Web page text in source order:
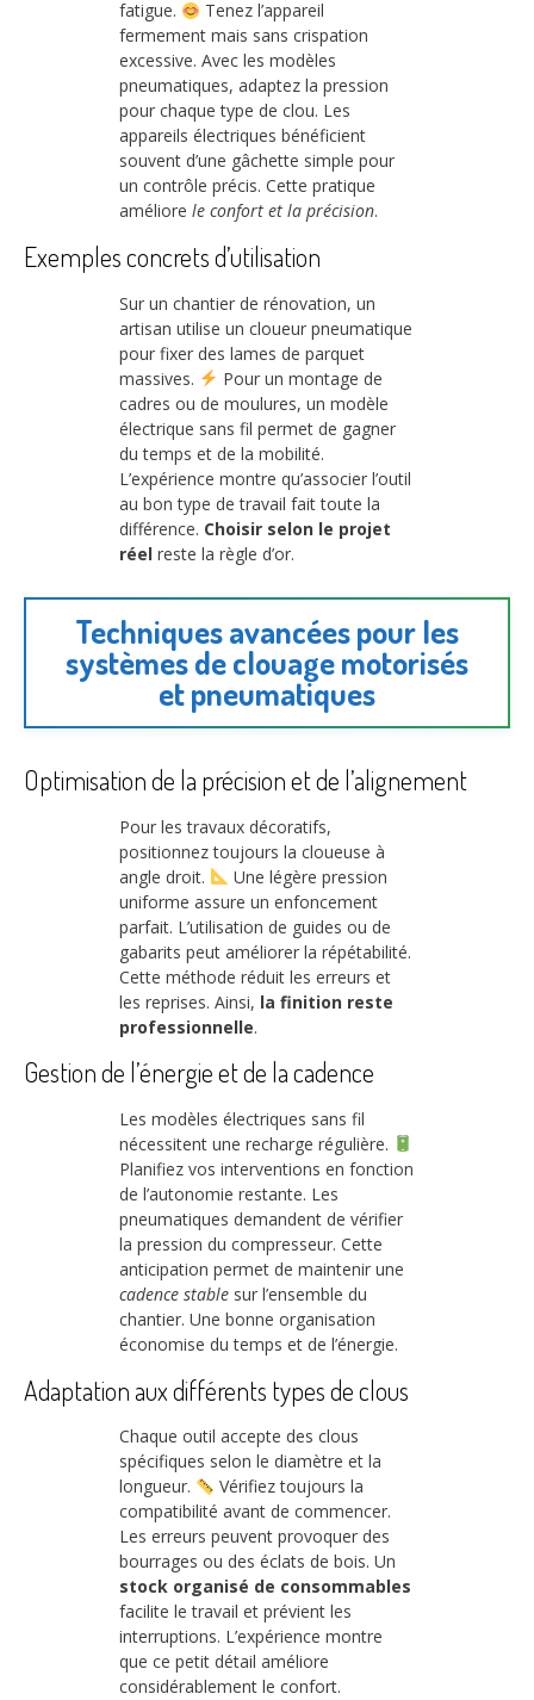
fatigue.
Tenez l’appareil
fermement mais sans crispation
excessive. Avec les modèles
pneumatiques, adaptez la pression
pour chaque type de clou. Les
appareils électriques bénéficient
souvent d’une gâchette simple pour
un contrôle précis. Cette pratique
améliore le confort et la précision.
Exemples concrets d’utilisation
Sur un chantier de rénovation, un
artisan utilise un cloueur pneumatique
pour fixer des lames de parquet
massives.
Pour un montage de
cadres ou de moulures, un modèle
électrique sans fil permet de gagner
du temps et de la mobilité.
L’expérience montre qu’associer l’outil
au bon type de travail fait toute la
différence. Choisir selon le projet
réel reste la règle d’or.
Techniques avancées pour les
systèmes de clouage motorisés
et pneumatiques
Optimisation de la précision et de l’alignement
Pour les travaux décoratifs,
positionnez toujours la cloueuse à
angle droit.
Une légère pression
uniforme assure un enfoncement
parfait. L’utilisation de guides ou de
gabarits peut améliorer la répétabilité.
Cette méthode réduit les erreurs et
les reprises. Ainsi, la finition reste
professionnelle.
Gestion de l’énergie et de la cadence
Les modèles électriques sans fil
nécessitent une recharge régulière.
Planifiez vos interventions en fonction
de l’autonomie restante. Les
pneumatiques demandent de vérifier
la pression du compresseur. Cette
anticipation permet de maintenir une
cadence stable sur l’ensemble du
chantier. Une bonne organisation
économise du temps et de l’énergie.
Adaptation aux différents types de clous
Chaque outil accepte des clous
spécifiques selon le diamètre et la
longueur.
Vérifiez toujours la
compatibilité avant de commencer.
Les erreurs peuvent provoquer des
bourrages ou des éclats de bois. Un
stock organisé de consommables
facilite le travail et prévient les
interruptions. L’expérience montre
que ce petit détail améliore
considérablement le confort.